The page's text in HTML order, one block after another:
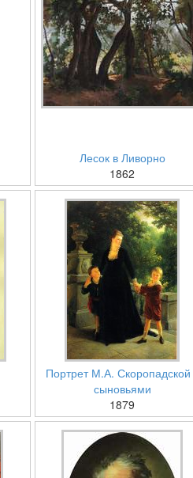
Лесок в Ливорно
1862
Портрет М.А. Скоропадской
сыновьями
1879